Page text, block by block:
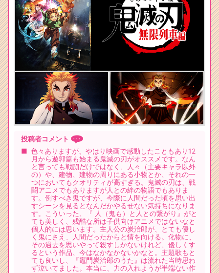
投稿者コメント
色々ありますが、やはり映画で感動したこともあり12
月から遊郭篇も始まる鬼滅の刃がオススメです。なん
と言っても戦闘だけではなく、人々（主要キャラ以外
の）や、建物、建物の周りにある小物とか、それの一
つにおいてもクオリティが高すぎる。鬼滅の刃は、戦
闘アニメでもありますが人との絆の物語でもありま
す。倒すべき鬼ですが、今際に人間だった頃を思い出
すシーンを見るとなんだかやるせない気持ちになりま
す。こういった、『 人（鬼も）と人との繋がり』がと
ても美しく、残酷な所は子供向けアニメではないなと
個人的には思います。主人公の炭治郎が、とても優し
く鬼にさえ、人間だったからと情を向ける。化物に、
その過去を思いやって殺すしかないけれど、優しくす
るという作品、今はなかなかないかなと。主題歌もと
ても良いし、『竈門炭治郎のうた』は流れた当時思わ
ず泣いてました。本当に、力の入れようが半端ない作